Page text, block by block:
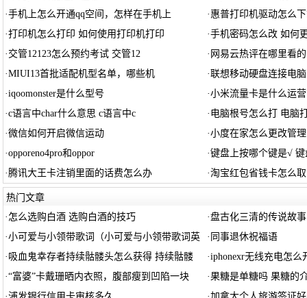
·手机上怎么开通qq空间，怎样在手机上 · 惠普打印机驱动怎么
·打印机怎么打印 如何使用打印机打印 ·手机密码怎么改 如何
· 交管12123怎么预约考试 交管12 · 网易云热评在哪里看的
·MIUI13首批适配机型名单，哪些机 ·联想移动硬盘连接电
·iqoomonster是什么型号 ·小米流量卡是什么运
·c语言中char什么意思 c语言中c · 电脑根号怎么打 电脑
·微信如何开启微信运动 ·小度在家怎么更改管
·opporeno4pro和oppor ·键盘上按哪个键是√
·腾讯大王卡注销里面的话费怎么办 ·淘宝红包省钱卡怎么
热门文章
· 怎么选购白酒 选购白酒的技巧 ·盘古化三清的传说故
·小可爱与小领带歌词（小可爱与小领带歌词英 · 同事退休祝福语
· 吸血鬼幸存者持续骷髅头怎么获得 持续骷髅 ·iphonexr无线充电怎么
·“富婆”卡戴珊晒内衣照，腹部瘦到凹陷一块 ·果糖是单糖吗 果糖的